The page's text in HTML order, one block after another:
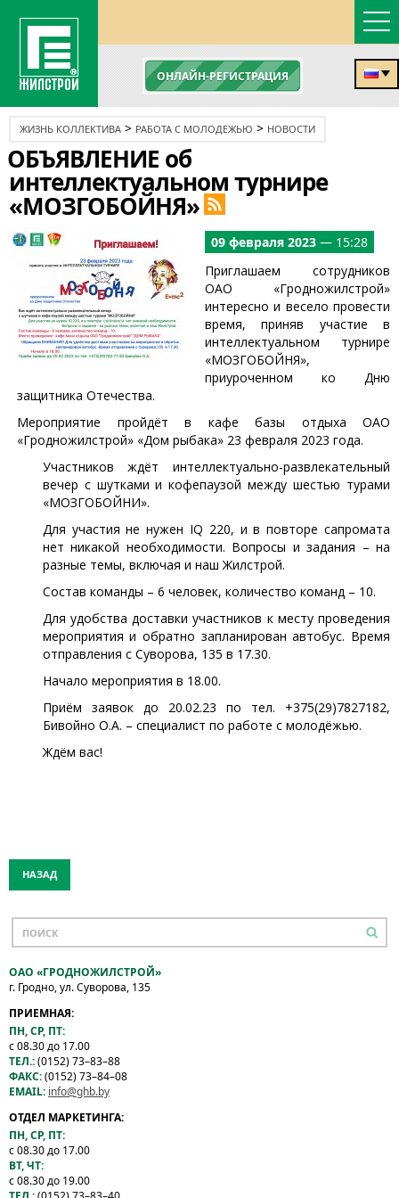
ОНЛАЙН-РЕГИСТРАЦИЯ
ЖИЗНЬ КОЛЛЕКТИВА > РАБОТА С МОЛОДЕЖЬЮ > НОВОСТИ
ОБЪЯВЛЕНИЕ об
интеллектуальном турнире
«МОЗГОБОЙНЯ»
09 февраля 2023 — 15:28
Приглашаем сотрудников
ОАО «Гродножилстрой»
интересно и весело провести
время, приняв участие в
интеллектуальном турнире
«МОЗГОБОЙНЯ»,
приуроченном ко Дню
защитника Отечества.
Мероприятие пройдёт в кафе базы отдыха ОАО
«Гродножилстрой» «Дом рыбака» 23 февраля 2023 года.
Участников ждёт интеллектуально-развлекательный
вечер с шутками и кофепаузой между шестью турами
«МОЗГОБОЙНИ».
Для участия не нужен IQ 220, и в повторе сапромата
нет никакой необходимости. Вопросы и задания – на
разные темы, включая и наш Жилстрой.
Состав команды – 6 человек, количество команд – 10.
Для удобства доставки участников к месту проведения
мероприятия и обратно запланирован автобус. Время
отправления с Суворова, 135 в 17.30.
Начало мероприятия в 18.00.
Приём заявок до 20.02.23 по тел. +375(29)7827182,
Бивойно О.А. – специалист по работе с молодёжью.
Ждём вас!
НАЗАД
ОАО «ГРОДНОЖИЛСТРОЙ»
г. Гродно, ул. Суворова, 135
ПРИЕМНАЯ:
ПН, СР, ПТ:
с 08.30 до 17.00
ТЕЛ.:(0152) 73–83–88
ФАКС:(0152) 73–84–08
EMAIL: info@ghb.by
ОТДЕЛ МАРКЕТИНГА:
ПН, СР, ПТ:
с 08.30 до 17.00
ВТ, ЧТ:
с 08.30 до 19.00